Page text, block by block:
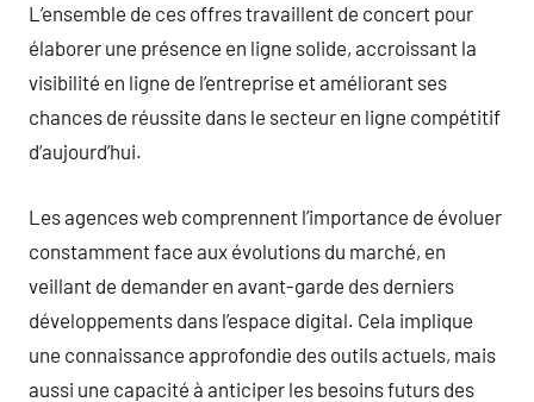
L’ensemble de ces offres travaillent de concert pour
élaborer une présence en ligne solide, accroissant la
visibilité en ligne de l’entreprise et améliorant ses
chances de réussite dans le secteur en ligne compétitif
d’aujourd’hui.
Les agences web comprennent l’importance de évoluer
constamment face aux évolutions du marché, en
veillant de demander en avant-garde des derniers
développements dans l’espace digital. Cela implique
une connaissance approfondie des outils actuels, mais
aussi une capacité à anticiper les besoins futurs des